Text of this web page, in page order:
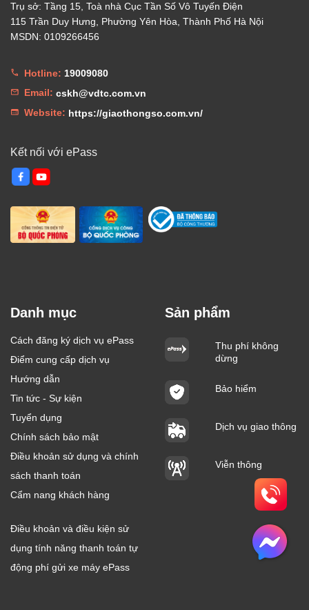
Trụ sở: Tầng 15, Toà nhà Cục Tần Số Vô Tuyến Điện
115 Trần Duy Hưng, Phường Yên Hòa, Thành Phố Hà Nội
MSDN: 0109266456
Hotline: 19009080
Email: cskh@vdtc.com.vn
Website: https://giaothongso.com.vn/
Kết nối với ePass
Danh mục
Cách đăng ký dịch vụ ePass
Điểm cung cấp dịch vụ
Hướng dẫn
Tin tức - Sự kiện
Tuyển dụng
Chính sách bảo mật
Điều khoản sử dụng và chính
sách thanh toán
Cẩm nang khách hàng
Điều khoản và điều kiện sử
dụng tính năng thanh toán tự
động phí gửi xe máy ePass
Sản phẩm
Thu phí không
dừng
Bảo hiểm
Dịch vụ giao thông
Viễn thông